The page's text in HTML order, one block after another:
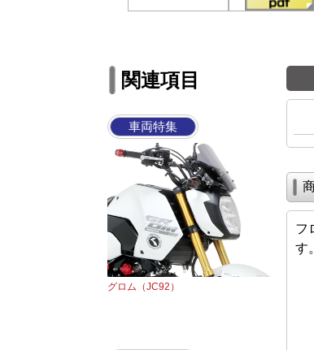
関連項目
車両特集
グロム（JC92）
フ
す。